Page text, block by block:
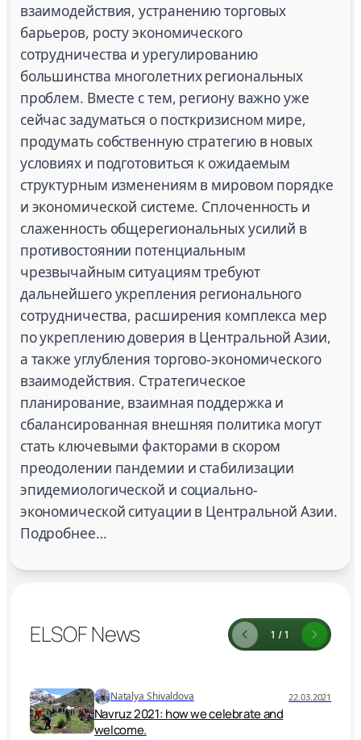
взаимодействия, устранению торговых
барьеров, росту экономического
сотрудничества и урегулированию
большинства многолетних региональных
проблем. Вместе с тем, региону важно уже
сейчас задуматься о посткризисном мире,
продумать собственную стратегию в новых
условиях и подготовиться к ожидаемым
структурным изменениям в мировом порядке
и экономической системе. Сплоченность и
слаженность общерегиональных усилий в
противостоянии потенциальным
чрезвычайным ситуациям требуют
дальнейшего укрепления регионального
сотрудничества, расширения комплекса мер
по укреплению доверия в Центральной Азии,
а также углубления торгово-экономического
взаимодействия. Стратегическое
планирование, взаимная поддержка и
сбалансированная внешняя политика могут
стать ключевыми факторами в скором
преодолении пандемии и стабилизации
эпидемиологической и социально-
экономической ситуации в Центральной Азии.
Подробнее…
ELSOF News 1 / 1
Natalya Shivaldova 22.03.2021
Navruz 2021: how we celebrate and
welcome.